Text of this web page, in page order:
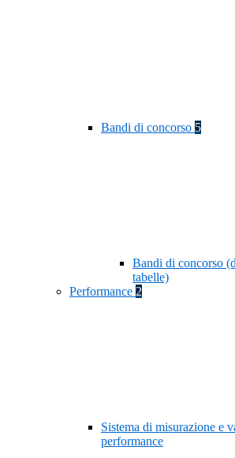
Bandi di concorso 5
Bandi di concorso
tabelle)
Performance 2
Sistema di misurazione e
performance